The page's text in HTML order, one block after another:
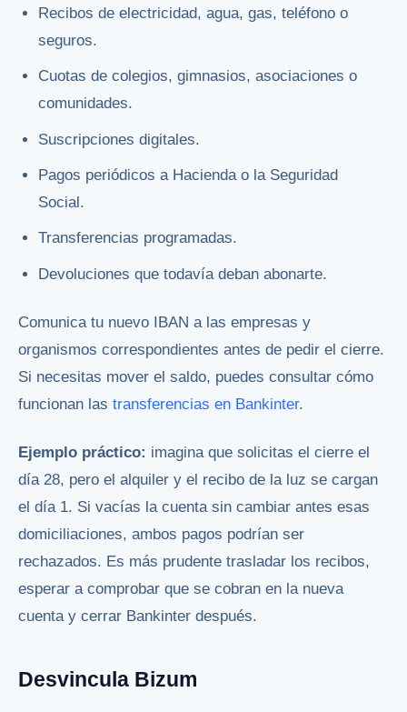
Recibos de electricidad, agua, gas, teléfono o
seguros.
Cuotas de colegios, gimnasios, asociaciones o
comunidades.
Suscripciones digitales.
Pagos periódicos a Hacienda o la Seguridad
Social.
Transferencias programadas.
Devoluciones que todavía deban abonarte.
Comunica tu nuevo IBAN a las empresas y
organismos correspondientes antes de pedir el cierre.
Si necesitas mover el saldo, puedes consultar cómo
funcionan las transferencias en Bankinter.
Ejemplo práctico: imagina que solicitas el cierre el
día 28, pero el alquiler y el recibo de la luz se cargan
el día 1. Si vacías la cuenta sin cambiar antes esas
domiciliaciones, ambos pagos podrían ser
rechazados. Es más prudente trasladar los recibos,
esperar a comprobar que se cobran en la nueva
cuenta y cerrar Bankinter después.
Desvincula Bizum